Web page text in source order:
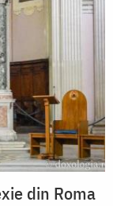
din Roma